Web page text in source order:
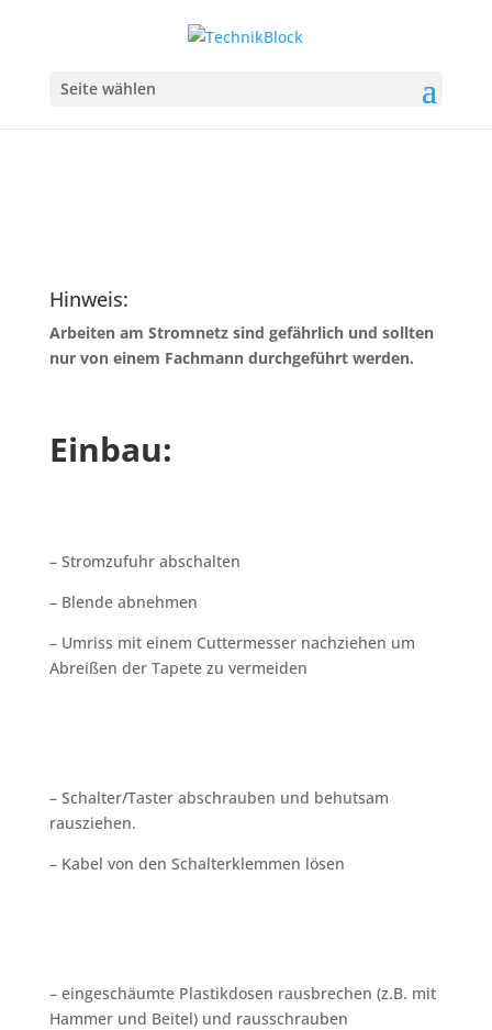
Seite wählenFibaro Roller Shutter 2
Hinweis:
Arbeiten am Stromnetz sind gefährlich und sollten
nur von einem Fachmann durchgeführt werden.
Einbau:
– Stromzufuhr abschalten
– Blende abnehmen
– Umriss mit einem Cuttermesser nachziehen um
Abreißen der Tapete zu vermeiden
– Schalter/Taster abschrauben und behutsam
rausziehen.
– Kabel von den Schalterklemmen lösen
– eingeschäumte Plastikdosen rausbrechen (z.B. mit
Hammer und Beitel) und rausschrauben